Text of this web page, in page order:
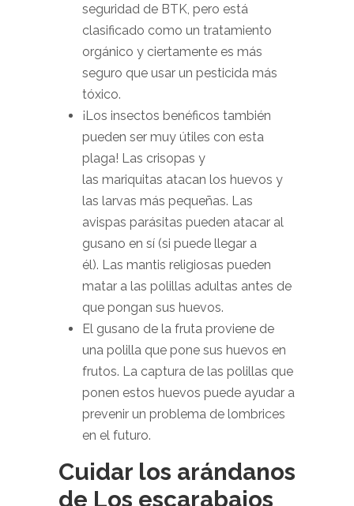
seguridad de BTK, pero está
clasificado como un tratamiento
orgánico y ciertamente es más
seguro que usar un pesticida más
tóxico.
¡Los insectos benéficos también
pueden ser muy útiles con esta
plaga! Las crisopas y
las mariquitas atacan los huevos y
las larvas más pequeñas. Las
avispas parásitas pueden atacar al
gusano en sí (si puede llegar a
él). Las mantis religiosas pueden
matar a las polillas adultas antes de
que pongan sus huevos.
El gusano de la fruta proviene de
una polilla que pone sus huevos en
frutos. La captura de las polillas que
ponen estos huevos puede ayudar a
prevenir un problema de lombrices
en el futuro.
Cuidar los arándanos
de Los escarabajos